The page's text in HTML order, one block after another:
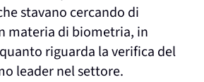
stavano cercando di
materia di biometria, in
riguarda la verifica del
leader nel settore.